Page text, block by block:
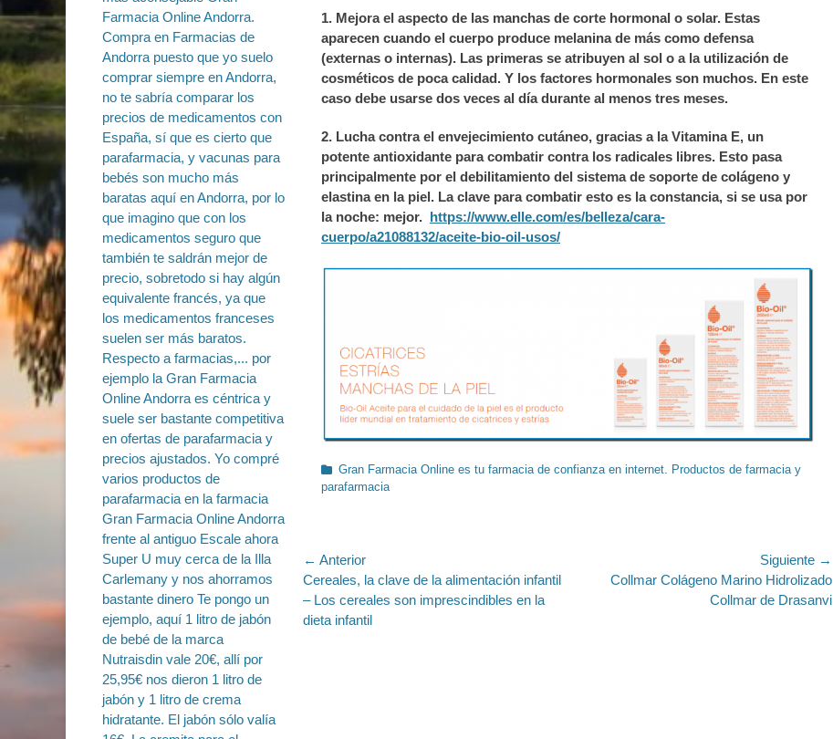
1. Mejora el aspecto de las manchas de corte hormonal o solar. Estas
aparecen cuando el cuerpo produce melanina de más como defensa
(externas o internas). Las primeras se atribuyen al sol o a la utilización de
cosméticos de poca calidad. Y los factores hormonales son muchos. En este
caso debe usarse dos veces al día durante al menos tres meses.
2. Lucha contra el envejecimiento cutáneo, gracias a la Vitamina E, un
potente antioxidante para combatir contra los radicales libres. Esto pasa
principalmente por el debilitamiento del sistema de soporte de colágeno y
elastina en la piel. La clave para combatir esto es la constancia, si se usa por
la noche: mejor. https://www.elle.com/es/belleza/cara-
cuerpo/a21088132/aceite-bio-oil-usos/
Categorías
Gran Farmacia Online es tu farmacia de confianza en internet. Productos de farmacia y
parafarmacia
Navegación
de
entradas
← Anterior
Entrada
anterior:
Cereales, la clave de la alimentación infantil
– Los cereales son imprescindibles en la
dieta infantil
Siguiente →
EntradaCollmar Colágeno Marino Hidrolizado
Collmar de Drasanvi